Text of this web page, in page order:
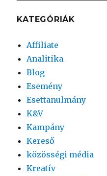
KATEGÓRIÁK
Affiliate
Analitika
Blog
Esemény
Esettanulmány
K&V
Kampány
Kereső
közösségi média
Kreatív